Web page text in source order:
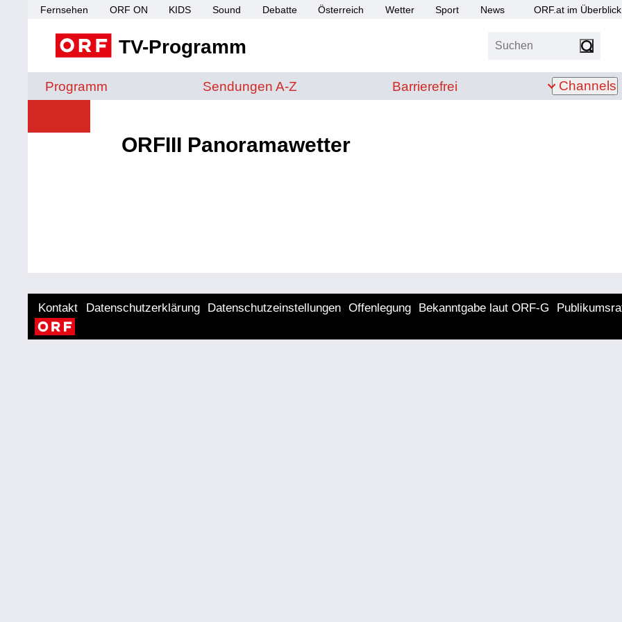
Fernsehen ORF ON KIDS Sound Debatte Österreich Wetter Sport News ORF.at im Überblick
TV-Programm Suchen
Programm Sendungen von A bis Z
Sendungen A-Z Barrierefrei
Barrierefrei Channels
ORFIII Panoramawetter
Kontakt Datenschutzerklärung Datenschutzeinstellungen Offenlegung Bekanntgabe laut ORF-G